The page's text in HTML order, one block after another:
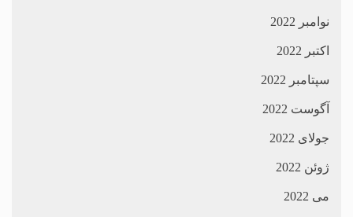
نوامبر 2022
اکتبر 2022
سپتامبر 2022
آگوست 2022
جولای 2022
ژوئن 2022
می 2022